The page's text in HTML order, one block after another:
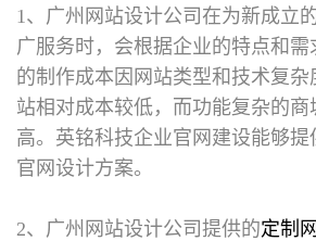
1、广州网站设计公司在为新成立
广服务时，会根据企业的特点和
的制作成本因网站类型和技术复杂
站相对成本较低，而功能复杂的商
高。英铭科技企业官网建设能够
官网设计方案。
2、广州网站设计公司提供的定制